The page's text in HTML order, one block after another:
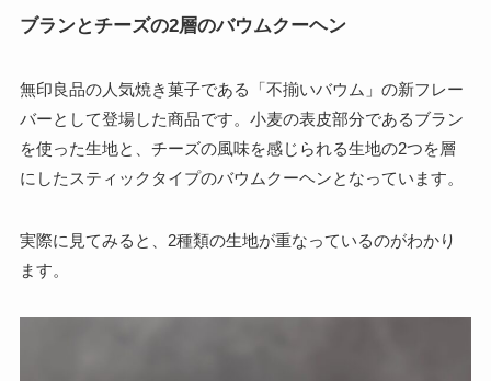
ブランとチーズの2層のバウムクーヘン
無印良品の人気焼き菓子である「不揃いバウム」の新フレー
バーとして登場した商品です。小麦の表皮部分であるブラン
を使った生地と、チーズの風味を感じられる生地の2つを層
にしたスティックタイプのバウムクーヘンとなっています。
実際に見てみると、2種類の生地が重なっているのがわかり
ます。